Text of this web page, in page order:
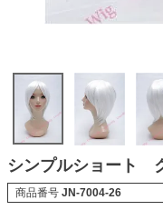
シンプルショート
商品番号 JN-7004-26